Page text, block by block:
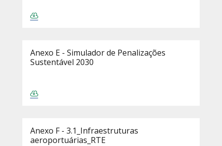
Anexo E - Simulador de Penalizações
Sustentável 2030
Anexo F - 3.1_Infraestruturas
aeroportuárias_RTE